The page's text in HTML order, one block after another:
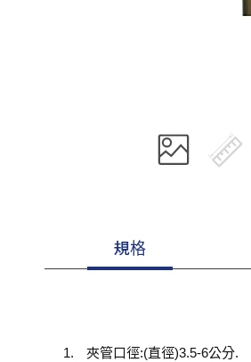
規格
夾管口徑:(直徑)3.5-6公分.